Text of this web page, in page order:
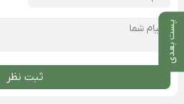
پست بعدی
ثبت نظر